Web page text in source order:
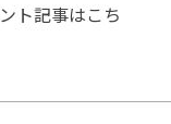
ト記事はこち